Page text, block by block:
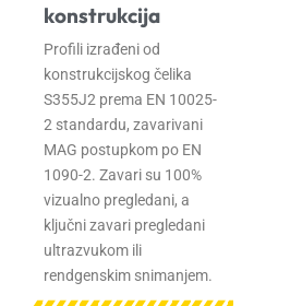
konstrukcija
Profili izrađeni od
konstrukcijskog čelika
S355J2 prema EN 10025-
2 standardu, zavarivani
MAG postupkom po EN
1090-2. Zavari su 100%
vizualno pregledani, a
ključni zavari pregledani
ultrazvukom ili
rendgenskim snimanjem.